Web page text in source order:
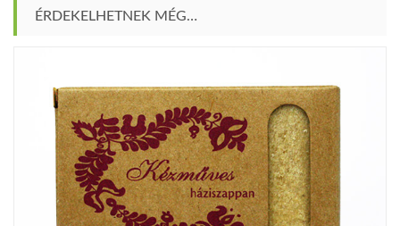
ÉRDEKELHETNEK MÉG…